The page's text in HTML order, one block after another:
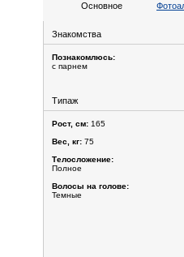
Основное
Знакомства
Познакомлюсь:
с парнем
Типаж
Рост, см: 165
Вес, кг: 75
Телосложение:
Полное
Волосы на голове:
Темные